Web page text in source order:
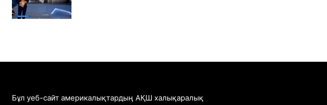
Бұл уеб-сайт америкалықтардың АҚШ халықаралық